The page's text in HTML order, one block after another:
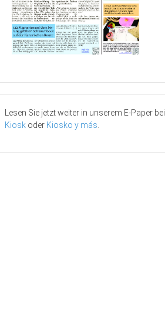
Lesen Sie jetzt weiter in unserem E-Paper bei
Kiosk oder Kiosko y más